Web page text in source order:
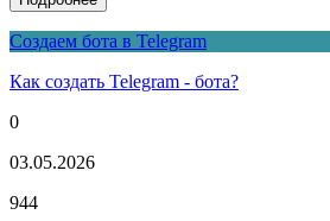
Создаем бота в Telegram
Как создать Telegram - бота?
0
03.05.2026
944